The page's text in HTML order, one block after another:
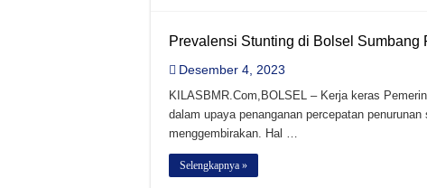
Prevalensi Stunting di Bolsel Sumbang
Desember 4, 2023
KILASBMR.Com,BOLSEL – Kerja keras
dalam upaya penanganan percepatan
menggembirakan. Hal …
Selengkapnya »